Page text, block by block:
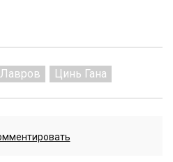
Цинь Гана